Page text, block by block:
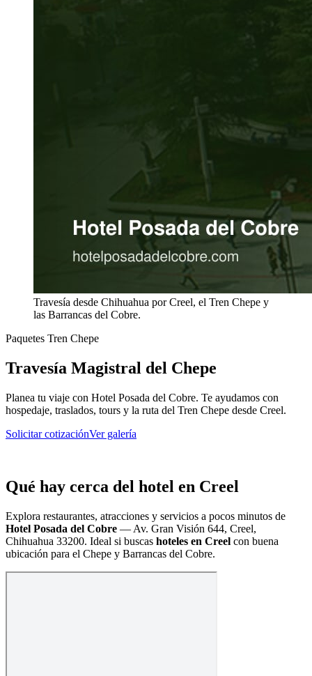
Travesía desde Chihuahua por Creel, el Tren Chepe y
las Barrancas del Cobre.
Paquetes Tren Chepe
Travesía Magistral del Chepe
Planea tu viaje con Hotel Posada del Cobre. Te ayudamos con
hospedaje, traslados, tours y la ruta del Tren Chepe desde Creel.
Solicitar cotizaciónVer galería
Qué hay cerca del hotel en Creel
Explora restaurantes, atracciones y servicios a pocos minutos de
Hotel Posada del Cobre — Av. Gran Visión 644, Creel,
Chihuahua 33200. Ideal si buscas hoteles en Creel con buena
ubicación para el Chepe y Barrancas del Cobre.